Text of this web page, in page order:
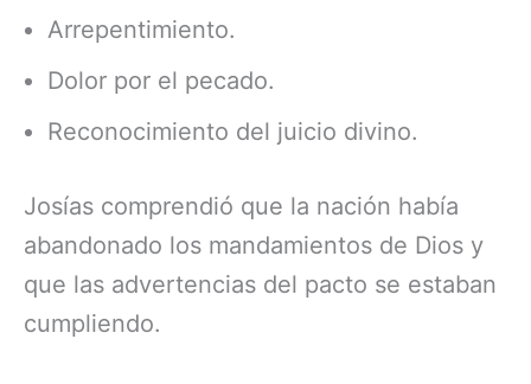
Arrepentimiento.
Dolor por el pecado.
Reconocimiento del juicio divino.
Josías comprendió que la nación había
abandonado los mandamientos de Dios y
que las advertencias del pacto se estaban
cumpliendo.